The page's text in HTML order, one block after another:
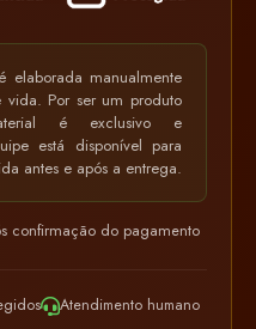
elaborada manualmente
Por ser um produto
é exclusivo e
está disponível para
antes e após a entrega.
confirmação do pagamento
Atendimento humano